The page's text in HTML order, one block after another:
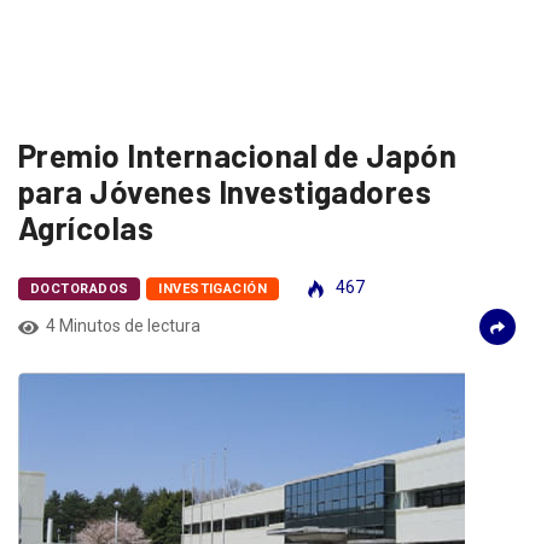
Premio Internacional de Japón
para Jóvenes Investigadores
Agrícolas
DOCTORADOS INVESTIGACIÓN
467
4 Minutos de lectura